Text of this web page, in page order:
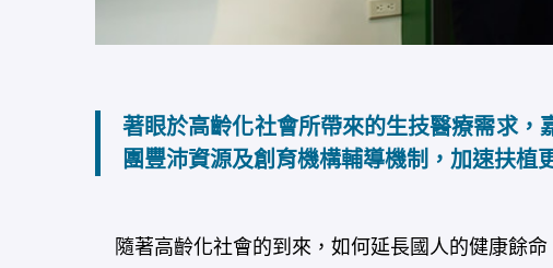
著眼於高齡化社會所帶來的生技醫療需求
團豐沛資源及創育機構輔導機制，加速扶植
隨著高齡化社會的到來，如何延長國人的健康餘